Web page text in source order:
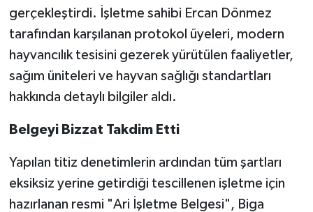
gerçekleştirdi. İşletme sahibi Ercan Dönmez
tarafından karşılanan protokol üyeleri, modern
hayvancılık tesisini gezerek yürütülen faaliyetler,
sağım üniteleri ve hayvan sağlığı standartları
hakkında detaylı bilgiler aldı.
Belgeyi Bizzat Takdim Etti
Yapılan titiz denetimlerin ardından tüm şartları
eksiksiz yerine getirdiği tescillenen işletme için
hazırlanan resmi "Ari İşletme Belgesi", Biga